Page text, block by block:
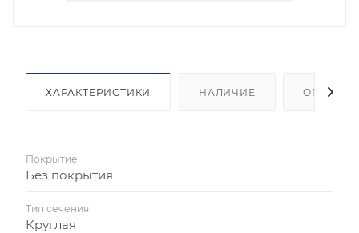
ХАРАКТЕРИСТИКИ НАЛИЧИЕ ОПЛАТА
Покрытие
Без покрытия
Тип сечения
Круглая